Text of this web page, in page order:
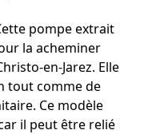
pompe extrait
la acheminer
en-Jarez. Elle
tout comme de
Ce modèle
il peut être relié